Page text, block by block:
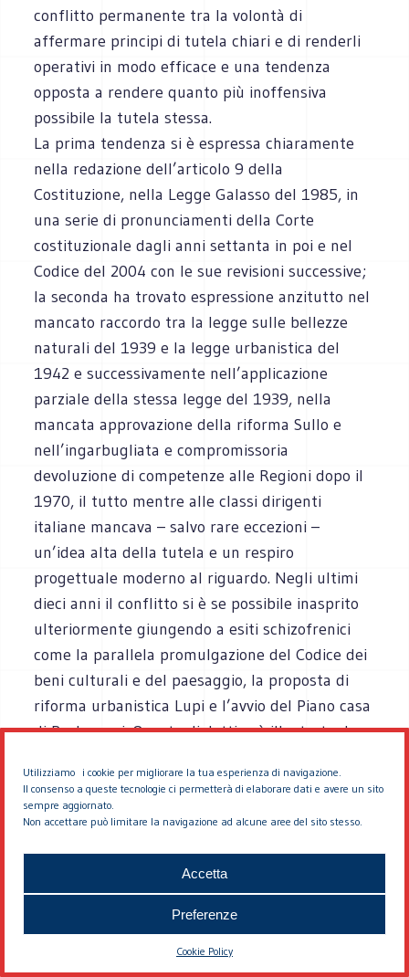
Utilizziamo i cookie per migliorare la tua esperienza di navigazione.
Il consenso a queste tecnologie ci permetterà di elaborare dati e avere un sito
sempre aggiornato.
Non accettare può limitare la navigazione ad alcune aree del sito stesso.
Accetta
Preferenze
Cookie Policy
conflitto permanente tra la volontà di
affermare principi di tutela chiari e di renderli
operativi in modo efficace e una tendenza
opposta a rendere quanto più inoffensiva
possibile la tutela stessa.
La prima tendenza si è espressa chiaramente
nella redazione dell’articolo 9 della
Costituzione, nella Legge Galasso del 1985, in
una serie di pronunciamenti della Corte
costituzionale dagli anni settanta in poi e nel
Codice del 2004 con le sue revisioni successive;
la seconda ha trovato espressione anzitutto nel
mancato raccordo tra la legge sulle bellezze
naturali del 1939 e la legge urbanistica del
1942 e successivamente nell’applicazione
parziale della stessa legge del 1939, nella
mancata approvazione della riforma Sullo e
nell’ingarbugliata e compromissoria
devoluzione di competenze alle Regioni dopo il
1970, il tutto mentre alle classi dirigenti
italiane mancava – salvo rare eccezioni –
un’idea alta della tutela e un respiro
progettuale moderno al riguardo. Negli ultimi
dieci anni il conflitto si è se possibile inasprito
ulteriormente giungendo a esiti schizofrenici
come la parallela promulgazione del Codice dei
beni culturali e del paesaggio, la proposta di
riforma urbanistica Lupi e l’avvio del Piano casa
di Berlusconi. Questa dialettica è illustrata da
dettaglio sostenuta da una visione coerente dei
soggetti e degli interessi in campo, delle
ricorrenze e delle novità e delle concrete
conseguenze di ciascun atto.
5. Un’operazione concettuale forte, con qualche
assolutizzazione e torsione interpretativa
L’operazione che sottende la narrazione è